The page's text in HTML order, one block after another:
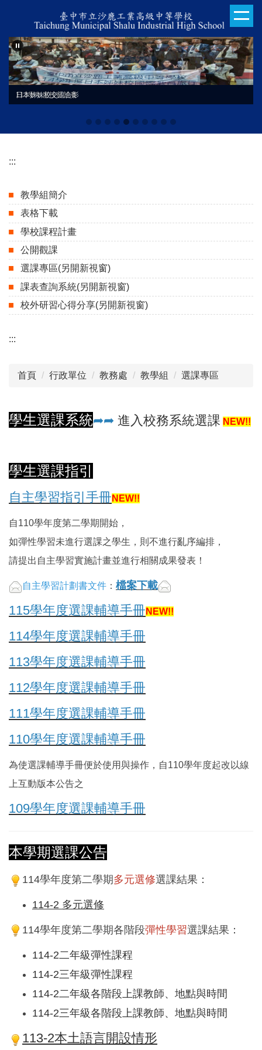
主
要
內
容
日本姊妹校交流合影
113學年度技藝競賽
:::
教學組簡介
表格下載
學校課程計畫
公開觀課
選課專區(另開新視窗)
課表查詢系統(另開新視窗)
校外研習心得分享(另開新視窗)
:::
首頁 行政單位 教務處 教學組 選課專區
學生選課系統➦➦ 進入校務系統選課 NEW!!
學生選課指引
自主學習指引手冊 NEW!!
自110學年度第二學期開始，
如彈性學習未進行選課之學生，則不進行亂序編排，
請提出自主學習實施計畫並進行相關成果發表！
自主學習計劃書文件 ： 檔案下載
115學年度選課輔導手冊 NEW!!
114學年度選課輔導手冊
113學年度選課輔導手冊
112學年度選課輔導手冊
111學年度選課輔導手冊
110學年度選課輔導手冊
為使選課輔導手冊便於使用與操作，自110學年度起改以線
上互動版本公告之
109學年度選課輔導手冊
本學期選課公告
114學年度第二學期多元選修選課結果：
114-2 多元選修
114學年度第二學期各階段彈性學習選課結果：
114-2二年級彈性課程
114-2三年級彈性課程
114-2二年級各階段上課教師、地點與時間
114-2三年級各階段上課教師、地點與時間
113-2本土語言開設情形